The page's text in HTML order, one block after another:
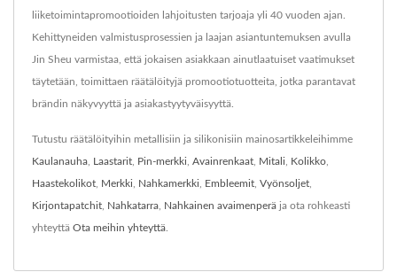
liiketoimintapromootioiden lahjoitusten tarjoaja yli 40 vuoden ajan.
Kehittyneiden valmistusprosessien ja laajan asiantuntemuksen avulla
Jin Sheu varmistaa, että jokaisen asiakkaan ainutlaatuiset vaatimukset
täytetään, toimittaen räätälöityjä promootiotuotteita, jotka parantavat
brändin näkyvyyttä ja asiakastyytyväisyyttä.
Tutustu räätälöityihin metallisiin ja silikonisiin mainosartikkeleihimme
Kaulanauha Laastarit Pin-merkki Avainrenkaat Mitali Kolikko
Haastekolikot Merkki Nahkamerkki Embleemit Vyönsoljet
Kirjontapatchit Nahkatarra Nahkainen avaimenperä ja ota rohkeasti
yhteyttä Ota meihin yhteyttä